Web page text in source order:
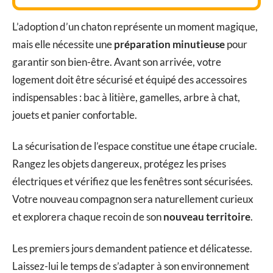
L’adoption d’un chaton représente un moment magique,
mais elle nécessite unepréparation minutieusepour
garantir son bien-être. Avant son arrivée, votre
logement doit être sécurisé et équipé des accessoires
indispensables : bac à litière, gamelles, arbre à chat,
jouets et panier confortable.
La sécurisation de l’espace constitue une étape cruciale.
Rangez les objets dangereux, protégez les prises
électriques et vérifiez que les fenêtres sont sécurisées.
Votre nouveau compagnon sera naturellement curieux
et explorera chaque recoin de sonnouveau territoire.
Les premiers jours demandent patience et délicatesse.
Laissez-lui le temps de s’adapter à son environnement